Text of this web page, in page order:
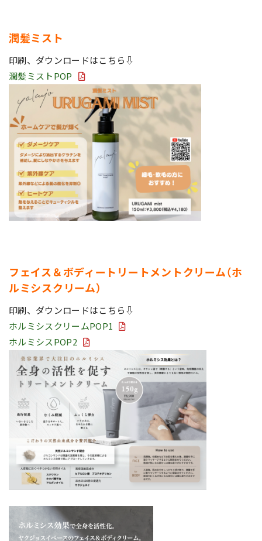
潤髪ミスト
印刷、ダウンロードはこちら⇩
潤髪ミストPOP
フェイス＆ボディートリートメントクリーム（ホ
ルミシスクリーム）
印刷、ダウンロードはこちら⇩
ホルミシスクリームPOP1
ホルミシスPOP2